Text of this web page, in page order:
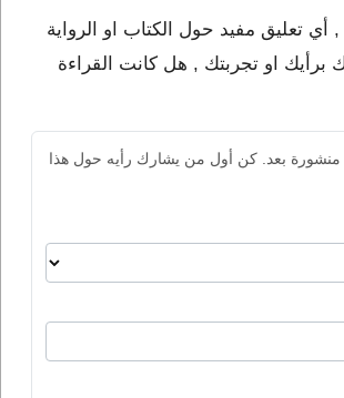
, أي تعليق مفيد حول الكتاب او الرواية
او تجربتك , هل كانت القراءة
منشورة بعد. كن أول من يشارك رأيه حول هذا